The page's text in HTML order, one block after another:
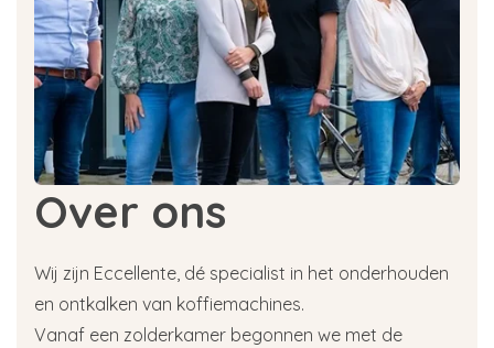
Over ons
Wij zijn Eccellente, dé specialist in het onderhouden
en ontkalken van koffiemachines.
Vanaf een zolderkamer begonnen we met de